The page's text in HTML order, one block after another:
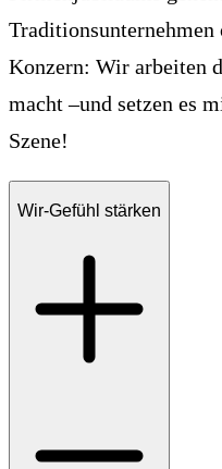
Konzern: Wir arbeiten
macht –und setzen es
Szene!
Wir-Gefühl stärken